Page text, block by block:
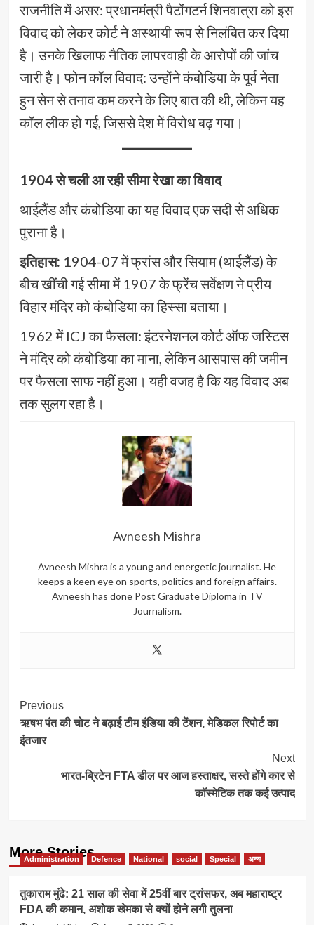
राजनीति में असर: प्रधानमंत्री पैटोंगटर्न शिनवात्रा को इस
विवाद को लेकर कोर्ट ने अस्थायी रूप से निलंबित कर दिया
है। उनके खिलाफ नैतिक लापरवाही के आरोपों की जांच
जारी है। फोन कॉल विवाद: उन्होंने कंबोडिया के पूर्व नेता
हुन सेन से तनाव कम करने के लिए बात की थी, लेकिन यह
कॉल लीक हो गई, जिससे देश में विरोध बढ़ गया।
1904 से चली आ रही सीमा रेखा का विवाद
थाईलैंड और कंबोडिया का यह विवाद एक सदी से अधिक
पुराना है।
इतिहास: 1904-07 में फ्रांस और सियाम (थाईलैंड) के
बीच खींची गई सीमा में 1907 के फ्रेंच सर्वेक्षण ने प्रीय
विहार मंदिर को कंबोडिया का हिस्सा बताया।
1962 में ICJ का फैसला: इंटरनेशनल कोर्ट ऑफ जस्टिस
ने मंदिर को कंबोडिया का माना, लेकिन आसपास की जमीन
पर फैसला साफ नहीं हुआ। यही वजह है कि यह विवाद अब
तक सुलग रहा है।
Avneesh Mishra
Avneesh Mishra is a young and energetic journalist. He
keeps a keen eye on sports, politics and foreign affairs.
Avneesh has done Post Graduate Diploma in TV
Journalism.
Post
Navigation
Previous
ऋषभ पंत की चोट ने बढ़ाई टीम इंडिया की टेंशन, मेडिकल रिपोर्ट का
इंतजार
Next
भारत-ब्रिटेन FTA डील पर आज हस्ताक्षर, सस्ते होंगे कार से
कॉस्मेटिक तक कई उत्पाद
More Stories
Administration Defence National social Special अन्य
तुकाराम मुंढे: 21 साल की सेवा में 25वीं बार ट्रांसफर, अब महाराष्ट्र
FDA की कमान, अशोक खेमका से क्यों होने लगी तुलना